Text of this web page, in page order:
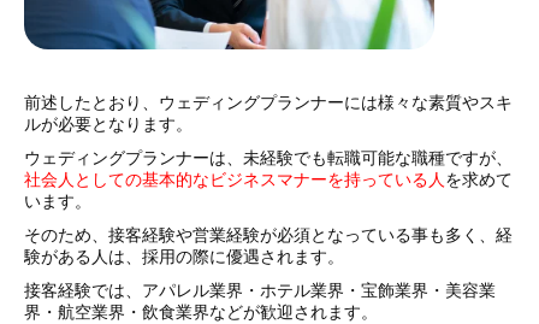
前述したとおり、ウェディングプランナーには様々な素質やスキ
ルが必要となります。
ウェディングプランナーは、未経験でも転職可能な職種ですが、
社会人としての基本的なビジネスマナーを持っている人 を求めて
います。
そのため、接客経験や営業経験が必須となっている事も多く、経
験がある人は、採用の際に優遇されます。
接客経験では、アパレル業界・ホテル業界・宝飾業界・美容業
界・航空業界・飲食業界などが歓迎されます。